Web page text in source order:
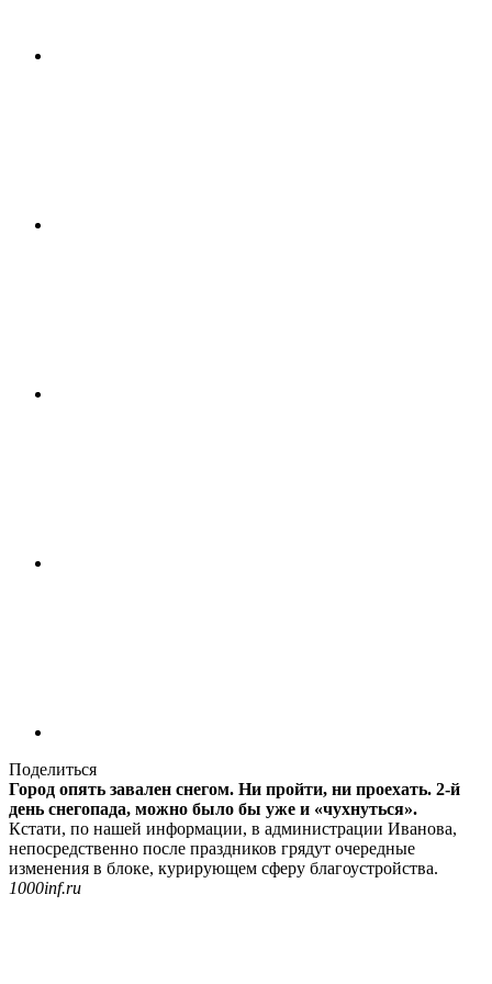
Поделиться
Город опять завален снегом. Ни пройти, ни проехать. 2-й
день снегопада, можно было бы уже и «чухнуться».
Кстати, по нашей информации, в администрации Иванова,
непосредственно после праздников грядут очередные
изменения в блоке, курирующем сферу благоустройства.
1000inf.ru